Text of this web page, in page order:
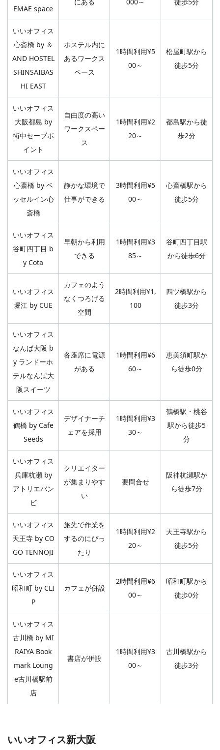
EMAE space
にある 000～ 徒歩5分
いいオフィス
心斎橋 by ＆
AND HOSTEL
SHINSAIBAS
HI EAST
ホステル内に
あるワークス
ペース
1時間利用¥5
00～
松屋町駅から
徒歩5分
いいオフィス
大阪都島 by
街中セーブポ
イント
自由度の高い
ワークスペー
ス
1時間利用¥2
20～
都島駅から徒
歩2分
いいオフィス
心斎橋 by ベ
ッセルイン心
斎橋
静かな環境で
仕事ができる
3時間利用¥5
00～
心斎橋駅から
徒歩5分
いいオフィス
谷町四丁目 b
y Cota
早朝から利用
できる
1時間利用¥3
85～
谷町四丁目駅
から徒歩6分
いいオフィス
堀江 by CUE
カフェのよう
なくつろげる
空間
2時間利用¥1,
100
四ツ橋駅から
徒歩3分
いいオフィス
なんば大阪 b
y ランドーホ
テルなんば大
阪スイーツ
各座席に電源
がある
1時間利用¥6
60～
恵美須町駅か
ら徒歩0分
いいオフィス
鶴橋 by Cafe
Seeds
デザイナーチ
ェアを採用
1時間利用¥3
30～
鶴橋駅・桃谷
駅から徒歩5
分
いいオフィス
兵庫杭瀬 by
アトリエバン
ビ
クリエイター
が集まりやす
い
要問合せ
阪神杭瀬駅か
ら徒歩7分
いいオフィス
天王寺 by CO
GO TENNOJI
旅先で作業を
するのにぴっ
たり
1時間利用¥2
20～
天王寺駅から
徒歩5分
いいオフィス
昭和町 by CLI
P
カフェが併設
2時間利用¥6
00～
昭和町駅から
徒歩0分
いいオフィス
古川橋 by MI
RAIYA Book
mark Loung
e古川橋駅前
店
書店が併設
1時間利用¥3
00～
古川橋駅から
徒歩3分
いいオフィス新大阪